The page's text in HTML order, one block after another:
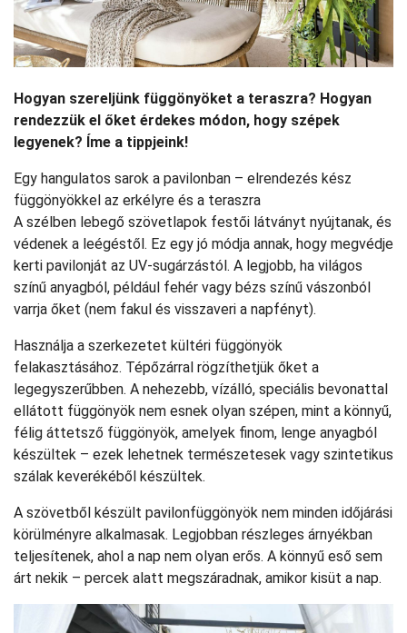
Hogyan szereljünk függönyöket a teraszra? Hogyan
rendezzük el őket érdekes módon, hogy szépek
legyenek? Íme a tippjeink!
Egy hangulatos sarok a pavilonban – elrendezés kész
függönyökkel az erkélyre és a teraszra
A szélben lebegő szövetlapok festői látványt nyújtanak, és
védenek a leégéstől. Ez egy jó módja annak, hogy megvédje
kerti pavilonját az UV-sugárzástól. A legjobb, ha világos
színű anyagból, például fehér vagy bézs színű vászonból
varrja őket (nem fakul és visszaveri a napfényt).
Használja a szerkezetet kültéri függönyök
felakasztásához. Tépőzárral rögzíthetjük őket a
legegyszerűbben. A nehezebb, vízálló, speciális bevonattal
ellátott függönyök nem esnek olyan szépen, mint a könnyű,
félig áttetsző függönyök, amelyek finom, lenge anyagból
készültek – ezek lehetnek természetesek vagy szintetikus
szálak keverékéből készültek.
A szövetből készült pavilonfüggönyök nem minden időjárási
körülményre alkalmasak. Legjobban részleges árnyékban
teljesítenek, ahol a nap nem olyan erős. A könnyű eső sem
árt nekik – percek alatt megszáradnak, amikor kisüt a nap.